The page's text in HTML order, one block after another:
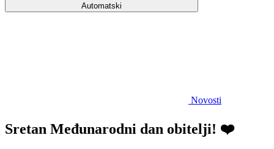
Automatski
Novosti
Sretan Međunarodni dan obitelji! ❤️